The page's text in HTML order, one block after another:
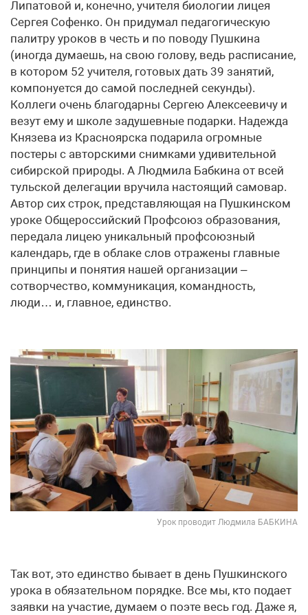
Липатовой и, конечно, учителя биологии лицея
Сергея Софенко. Он придумал педагогическую
палитру уроков в честь и по поводу Пушкина
(иногда думаешь, на свою голову, ведь расписание,
в котором 52 учителя, готовых дать 39 занятий,
компонуется до самой последней секунды).
Коллеги очень благодарны Сергею Алексеевичу и
везут ему и школе задушевные подарки. Надежда
Князева из Красноярска подарила огромные
постеры с авторскими снимками удивительной
сибирской природы. А Людмила Бабкина от всей
тульской делегации вручила настоящий самовар.
Автор сих строк, представляющая на Пушкинском
уроке Общероссийский Профсоюз образования,
передала лицею уникальный профсоюзный
календарь, где в облаке слов отражены главные
принципы и понятия нашей организации –
сотворчество, коммуникация, командность,
люди… и, главное, единство.
Урок проводит Людмила БАБКИНА
Так вот, это единство бывает в день Пушкинского
урока в обязательном порядке. Все мы, кто подает
заявки на участие, думаем о поэте весь год. Даже я,